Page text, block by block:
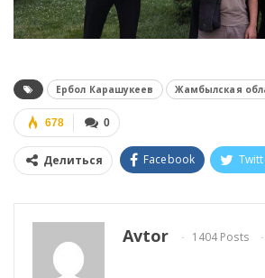
Ербол Карашукеев Жамбылская
0
678
Делиться Facebook
Avtor 1404 Posts